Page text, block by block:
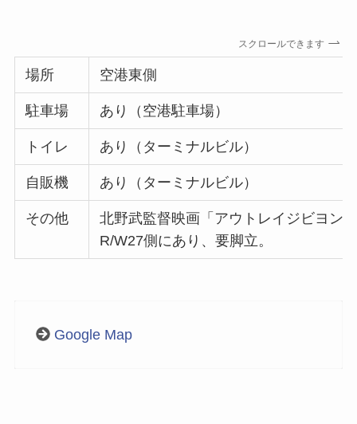
スクロールできます
場所 空港東側
駐車場 あり（空港駐車場）
トイレ あり（ターミナルビル）
自販機 あり（ターミナルビル）
その他
北野武監督映画「アウトレイジビヨン
R/W27側にあり、要脚立。
Google Map